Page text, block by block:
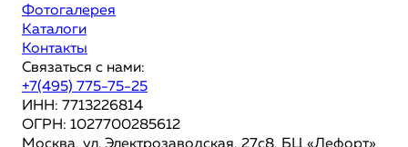
Фотогалерея
Каталоги
Контакты
Связаться с нами:
+7(495) 775-75-25
ИНН: 7713226814
ОГРН: 1027700285612